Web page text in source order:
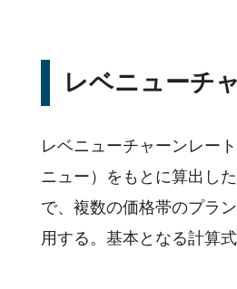
レベニューチ
レベニューチャーンレー
ニュー）をもとに算出し
で、複数の価格帯のプラ
用する。基本となる計算